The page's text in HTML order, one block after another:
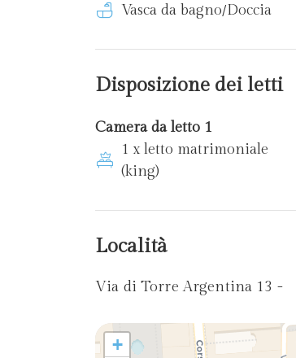
Vasca da bagno/Doccia
Disposizione dei letti
Camera da letto 1
1 x letto matrimoniale
(king)
Località
Via di Torre Argentina 13 -
+